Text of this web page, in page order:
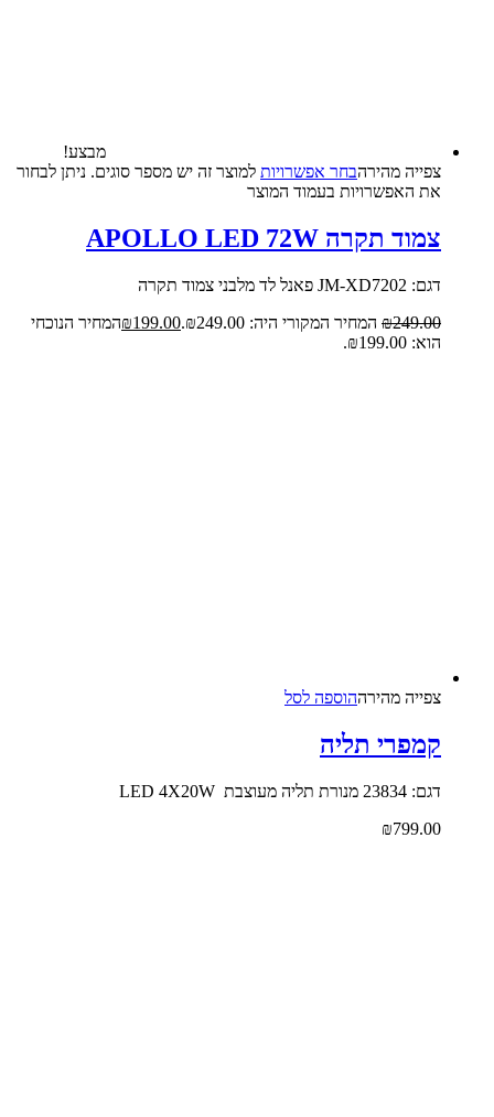
מבצע!
צפייה‬ ‫מהירה‬בחר אפשרויות למוצר זה יש מספר סוגים. ניתן לבחור
את האפשרויות בעמוד המוצר
צמוד תקרה APOLLO LED 72W
דגם: JM-XD7202 פאנל לד מלבני צמוד תקרה
₪249.00 המחיר המקורי היה: ₪249.00. ₪199.00
המחיר הנוכחי
הוא: ₪199.00.
צפייה‬ ‫מהירה‬הוספה לסל
קמפרי תליה
דגם: 23834 מנורת תליה מעוצבת LED 4X20W
₪799.00